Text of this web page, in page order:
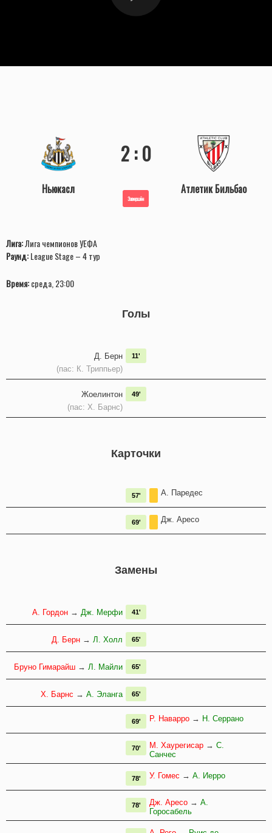
Ньюкасл
2 : 0
Завершён
Атлетик Бильбао
Лига:Лига чемпионов УЕФА
Раунд:League Stage – 4 тур
Время:среда, 23:00
Голы
Д. Берн
(пас: К. Триппьер)
11'
Жоелинтон
(пас: Х. Барнс)
49'
Карточки
А. Паредес
57'
Дж. Аресо
69'
Замены
А. Гордон → Дж. Мерфи 41'
Д. Берн → Л. Холл 65'
Бруно Гимарайш → Л. Майли 65'
Х. Барнс → А. Эланга 65'
Р. Наварро → Н. Серрано
69'
М. Хаурегисар → С.
Санчес
70'
У. Гомес → А. Иерро
78'
Дж. Аресо → А.
Горосабель
78'